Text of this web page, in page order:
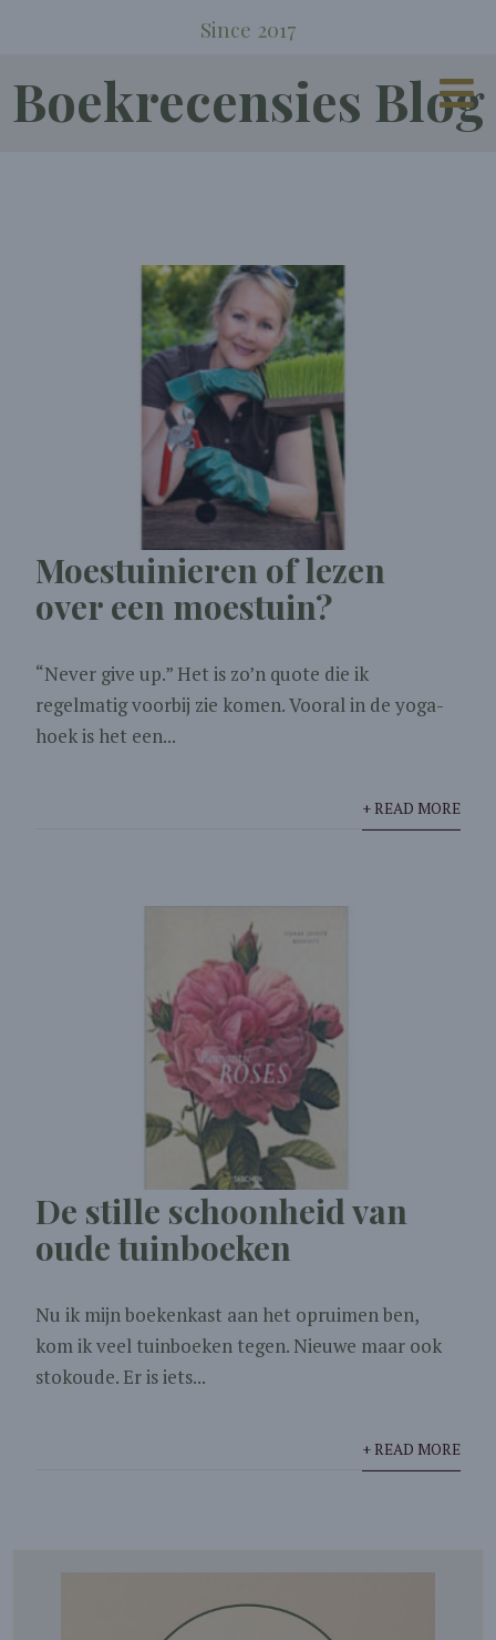
Since 2017
Boekrecensies Blog
Moestuinieren of lezen
over een moestuin?
“Never give up.” Het is zo’n quote die ik
regelmatig voorbij zie komen. Vooral in de yoga-
hoek is het een...
+ READ MORE
De stille schoonheid van
oude tuinboeken
Nu ik mijn boekenkast aan het opruimen ben,
kom ik veel tuinboeken tegen. Nieuwe maar ook
stokoude. Er is iets...
+ READ MORE